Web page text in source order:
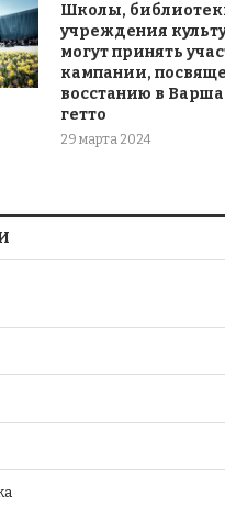
Школы,
учреждения
могут принять
кампании,
восстанию в
гетто
29 марта 2024